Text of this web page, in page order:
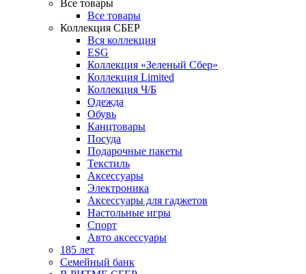
Все товары
Все товары
Коллекция СБЕР
Вся коллекция
ESG
Коллекция «Зеленый Сбер»
Коллекция Limited
Коллекция Ч/Б
Одежда
Обувь
Канцтовары
Посуда
Подарочные пакеты
Текстиль
Аксессуары
Электроника
Аксессуары для гаджетов
Настольные игры
Спорт
Авто аксессуары
185 лет
Семейный банк